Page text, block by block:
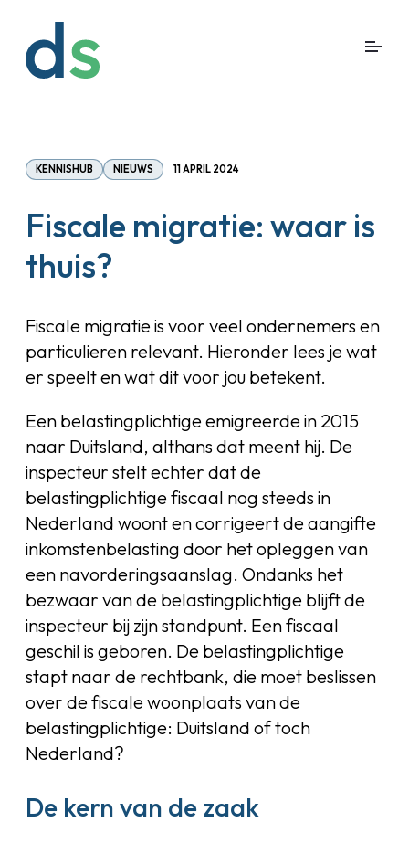
KENNISHUB NIEUWS 11 APRIL 2024
Fiscale migratie: waar is
thuis?
Fiscale migratie is voor veel ondernemers en
particulieren relevant. Hieronder lees je wat
er speelt en wat dit voor jou betekent.
Een belastingplichtige emigreerde in 2015
naar Duitsland, althans dat meent hij. De
inspecteur stelt echter dat de
belastingplichtige fiscaal nog steeds in
Nederland woont en corrigeert de aangifte
inkomstenbelasting door het opleggen van
een navorderingsaanslag. Ondanks het
bezwaar van de belastingplichtige blijft de
inspecteur bij zijn standpunt. Een fiscaal
geschil is geboren. De belastingplichtige
stapt naar de rechtbank, die moet beslissen
over de fiscale woonplaats van de
belastingplichtige: Duitsland of toch
Nederland?
De kern van de zaak